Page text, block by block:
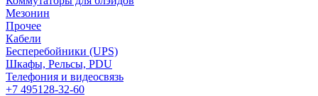
Мезонин
Прочее
Кабели
Бесперебойники (UPS)
Шкафы, Рельсы, PDU
Телефония и видеосвязь
+7 495128-32-60